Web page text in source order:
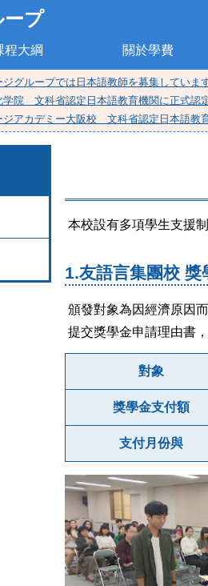
プ
程大綱 關於學費
グループでは日本語教師を募集していま
学院 文科省認定日本語教育機関に正式認
ジアカデミー大阪校 文科省認定日本語教
本校設有多項學生支援制
1.友語言集團校 獎
頒發對象為因經濟原因
提交獎學金申請理由書
對象
獎學金支付額
支付月份與